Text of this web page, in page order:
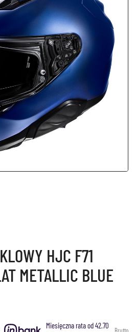
HJC F71
METALLIC BLUE
Miesięczna rata od 42.70